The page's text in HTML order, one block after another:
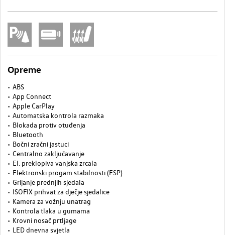
Opreme
ABS
App Connect
Apple CarPlay
Automatska kontrola razmaka
Blokada protiv otuđenja
Bluetooth
Bočni zračni jastuci
Centralno zaključavanje
El. preklopiva vanjska zrcala
Elektronski progam stabilnosti (ESP)
Grijanje prednjih sjedala
ISOFIX prihvat za dječje sjedalice
Kamera za vožnju unatrag
Kontrola tlaka u gumama
Krovni nosač prtljage
LED dnevna svjetla